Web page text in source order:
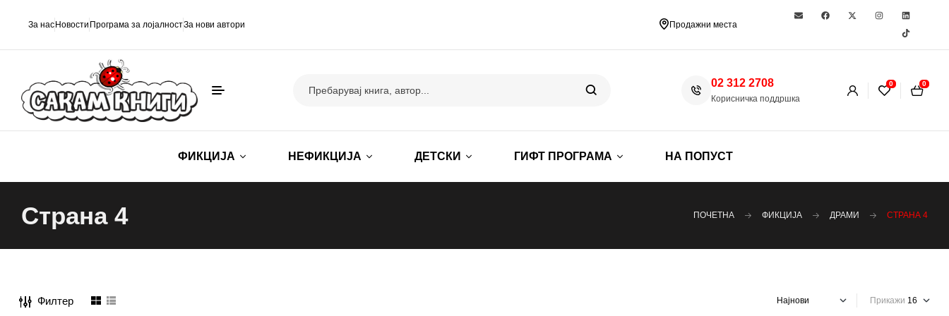
За нас Новости Програма за лојалностЗа нови автори Продажни места
02 312 2708
Корисничка поддршка
0 0
ФИКЦИЈА НЕФИКЦИЈА ДЕТСКИ ГИФТ ПРОГРАМА НА ПОПУСТ
Страна 4 ПОЧЕТНА ФИКЦИЈА ДРАМИ СТРАНА 4
Филтер Прикажи